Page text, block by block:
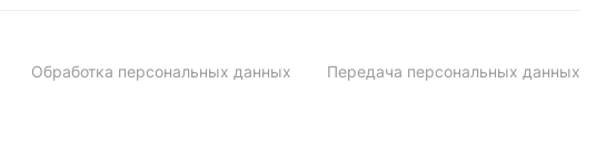
Обработка персональных данных Передача персональных данных